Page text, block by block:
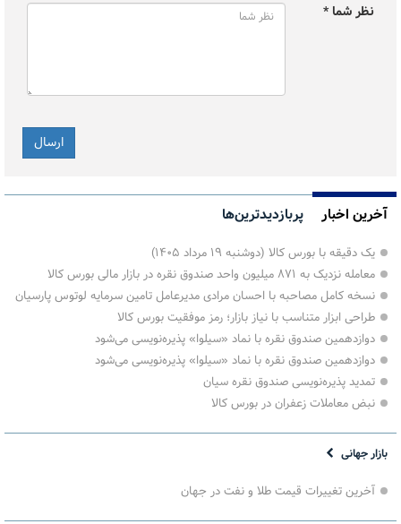
نظر شما *
آخرین اخبار پربازدیدترین‌ها
یک دقیقه با بورس کالا (دوشنبه ۱۹ مرداد ۱۴۰۵)
معامله نزدیک به ۸۷۱ میلیون واحد صندوق نقره در بازار مالی بورس کالا
نسخه کامل مصاحبه با احسان مرادی مدیرعامل تامین سرمایه لوتوس پارسیان
طراحی ابزار متناسب با نیاز بازار؛ رمز موفقیت بورس کالا
دوازدهمین صندوق نقره با نماد «سیلوا» پذیره‌نویسی می‌شود
دوازدهمین صندوق نقره با نماد «سیلوا» پذیره‌نویسی می‌شود
تمدید پذیره‌نویسی صندوق نقره سیان
نبض معاملات زعفران در بورس کالا
بازار جهانی
آخرین تغییرات قیمت طلا و نفت در جهان